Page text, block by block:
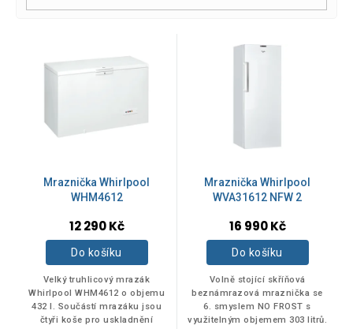
Mraznička Whirlpool
WHM4612
12 290 Kč
Do košíku
Velký truhlicový mrazák
Whirlpool WHM4612 o objemu
432 l. Součástí mrazáku jsou
čtyři koše pro uskladnění
Mraznička Whirlpool
WVA31612 NFW 2
16 990 Kč
Do košíku
Volně stojící skříňová
beznámrazová mraznička se
6. smyslem NO FROST s
využitelným objemem 303 litrů.